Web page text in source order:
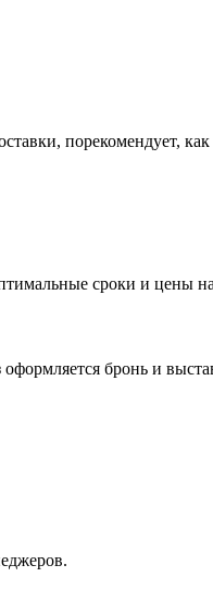
порекомендует,
сроки и цены на
бронь и